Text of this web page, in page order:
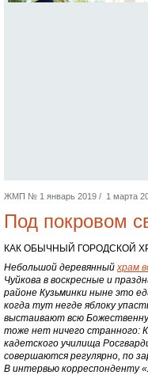
ЖМП № 1 январь 2019 / 1 марта
Под покровом
КАК ОБЫЧНЫЙ ГОРОДСКОЙ
Небольшой деревянныйхрам
Чуйкова в воскресные и
районе Кузьминки ныне это
когда тут негде яблоку
выстаивают всю
тоже нет ничего странного:
кадетского училища
совершаются регулярно, по
В интервью корреспонденту